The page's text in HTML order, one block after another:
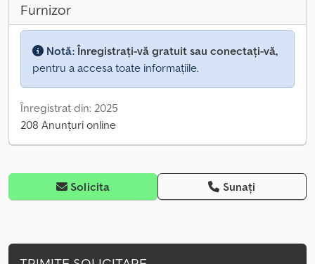
Furnizor
Notă:Înregistrați-vă gratuit sau conectați-vă,
pentru a accesa toate informațiile.
Înregistrat din: 2025
208 Anunțuri online
Solicita Sunați